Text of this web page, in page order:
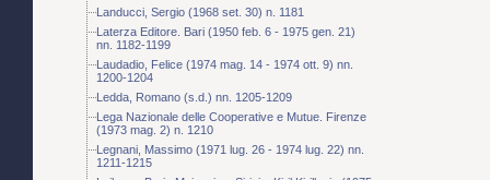
Landucci, Sergio (1968 set. 30) n. 1181
Laterza Editore. Bari (1950 feb. 6 - 1975 gen. 21)
nn. 1182-1199
Laudadio, Felice (1974 mag. 14 - 1974 ott. 9) nn.
1200-1204
Ledda, Romano (s.d.) nn. 1205-1209
Lega Nazionale delle Cooperative e Mutue. Firenze
(1973 mag. 2) n. 1210
Legnani, Massimo (1971 lug. 26 - 1974 lug. 22) nn.
1211-1215